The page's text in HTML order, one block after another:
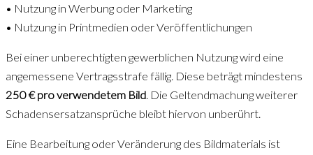
• Nutzung in Werbung oder Marketing
• Nutzung in Printmedien oder Veröffentlichungen
Bei einer unberechtigten gewerblichen Nutzung wird eine
angemessene Vertragsstrafe fällig. Diese beträgt mindestens
250 € pro verwendetem Bild. Die Geltendmachung weiterer
Schadensersatzansprüche bleibt hiervon unberührt.
Eine Bearbeitung oder Veränderung des Bildmaterials ist